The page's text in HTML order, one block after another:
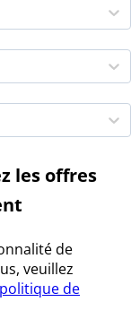
les offres
de
veuillez
politique de